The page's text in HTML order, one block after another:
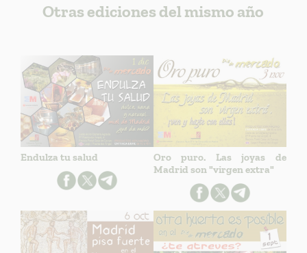
Otras ediciones del mismo año
Endulza tu salud
Oro puro. Las joyas de
Madrid son "virgen extra"